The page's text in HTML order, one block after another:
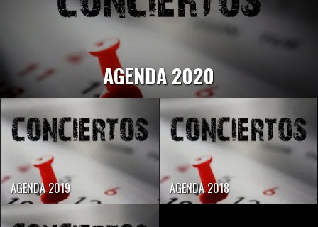
AGENDA 2020
AGENDA 2019 AGENDA 2018